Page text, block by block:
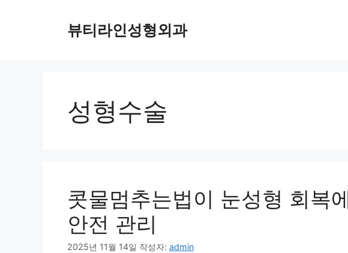
뷰티라인성형외과
성형수술
콧물멈추는법이 눈성형 회복
안전 관리
2025년 11월 14일 작성자: admin